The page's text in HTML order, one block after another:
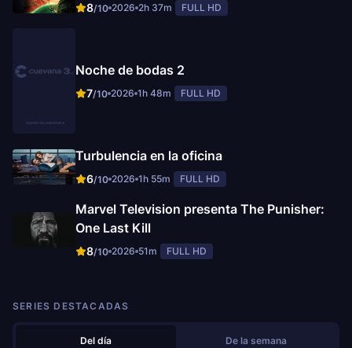
8/10 2026 2h 37m FULL HD
Noche de bodas 2
7/10 2026 1h 48m FULL HD
Turbulencia en la oficina
6/10 2026 1h 55m FULL HD
Marvel Television presenta The Punisher:
One Last Kill
8/10 2026 51m FULL HD
SERIES DESTACADAS
Del día De la semana